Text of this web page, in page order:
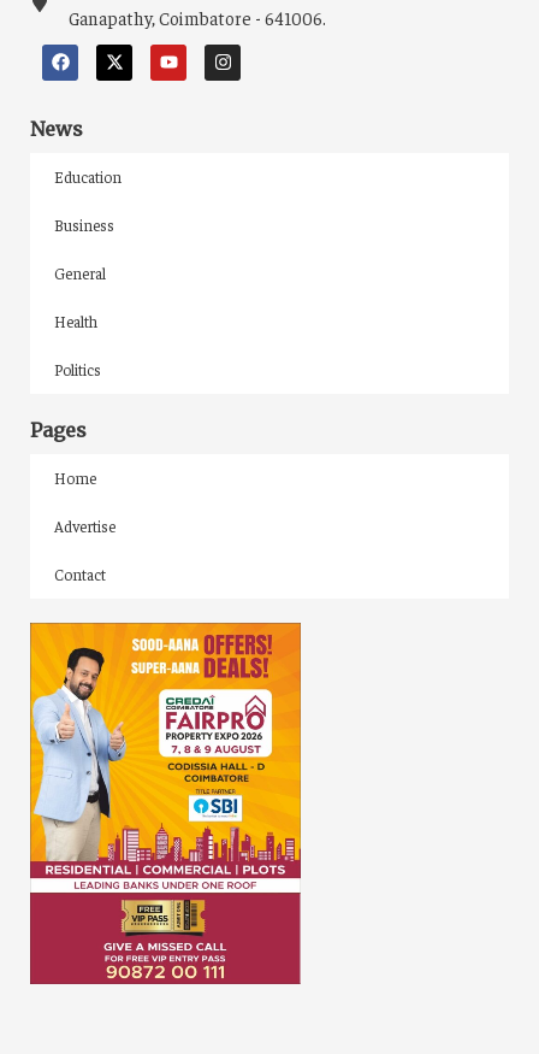
Ganapathy, Coimbatore - 641006.
News
Education
Business
General
Health
Politics
Pages
Home
Advertise
Contact